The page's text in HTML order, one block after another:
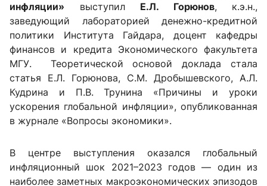
инфляции» выступил Е.Л. Горюнов, к.э.н.,
заведующий лабораторией денежно-кредитной
политики Института Гайдара, доцент кафедры
финансов и кредита Экономического факультета
МГУ. Теоретической основой доклада стала
статья Е.Л. Горюнова, С.М. Дробышевского, А.Л.
Кудрина и П.В. Трунина «Причины и уроки
ускорения глобальной инфляции», опубликованная
в журнале «Вопросы экономики».
В центре выступления оказался глобальный
инфляционный шок 2021–2023 годов — один из
наиболее заметных макроэкономических эпизодов